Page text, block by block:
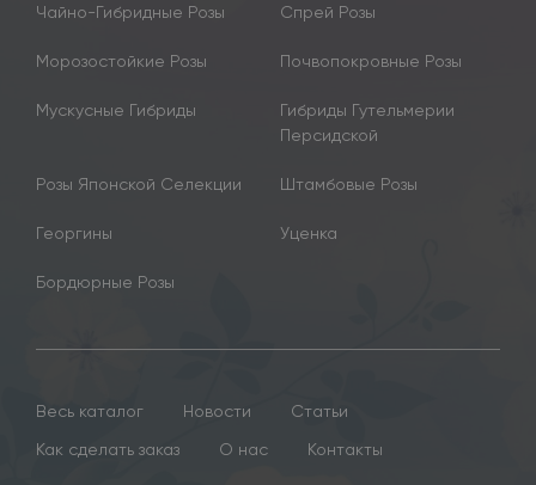
Чайно-Гибридные Розы Спрей Розы
Морозостойкие Розы Почвопокровные Розы
Мускусные Гибриды
Гибриды Гутельмерии
Персидской
Розы Японской Селекции Штамбовые Розы
Георгины Уценка
Бордюрные Розы
Весь каталог Новости
Статьи
Как сделать заказ
О нас Контакты